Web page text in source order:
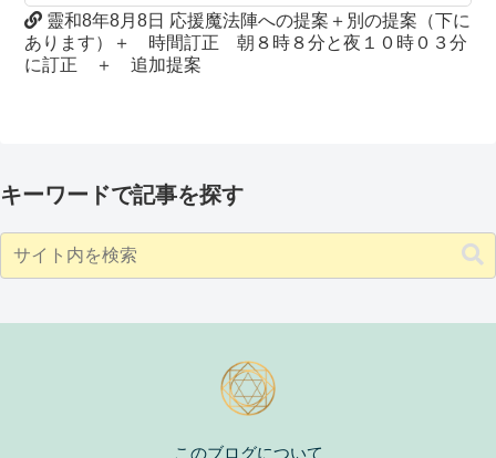
靈和8年8月8日 応援魔法陣への提案＋別の提案（下に
あります）＋ 時間訂正 朝８時８分と夜１０時０３分
に訂正 ＋ 追加提案
キーワードで記事を探す
このブログについて